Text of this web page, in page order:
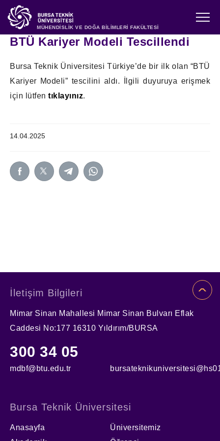
MÜHENDİSLİK VE DOĞA BİLİMLERİ FAKÜLTESİ
BTÜ Kariyer Modeli Tescillendi
Bursa Teknik Üniversitesi Türkiye’de bir ilk olan “BTÜ
Kariyer Modeli” tescilini aldı. İlgili duyuruya erişmek
için lütfen tıklayınız.
14.04.2025
İletişim Bilgileri
Mimar Sinan Mahallesi Mimar Sinan Bulvarı Eflak
Caddesi No:177 16310 Yıldırım/BURSA
300 34 05
mdbf@btu.edu.tr
Bursa Teknik Üniversitesi
Anasayfa
Üniversitemiz